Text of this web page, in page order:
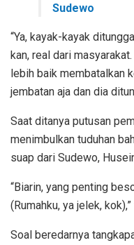
Sudewo
“Ya, kayak-kayak
kan, real dari
lebih baik membatalkan
jembatan aja dan dia
Saat ditanya putusan
menimbulkan tuduhan
suap dari Sudewo,
“Biarin, yang penting
(Rumahku, ya jelek,
Soal beredarnya